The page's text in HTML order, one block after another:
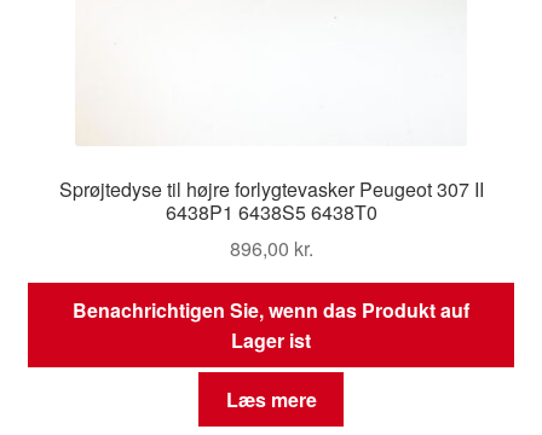
Sprøjtedyse til højre forlygtevasker Peugeot 307 II
6438P1 6438S5 6438T0
896,00 kr.
Benachrichtigen Sie, wenn das Produkt auf
Lager ist
Læs mere